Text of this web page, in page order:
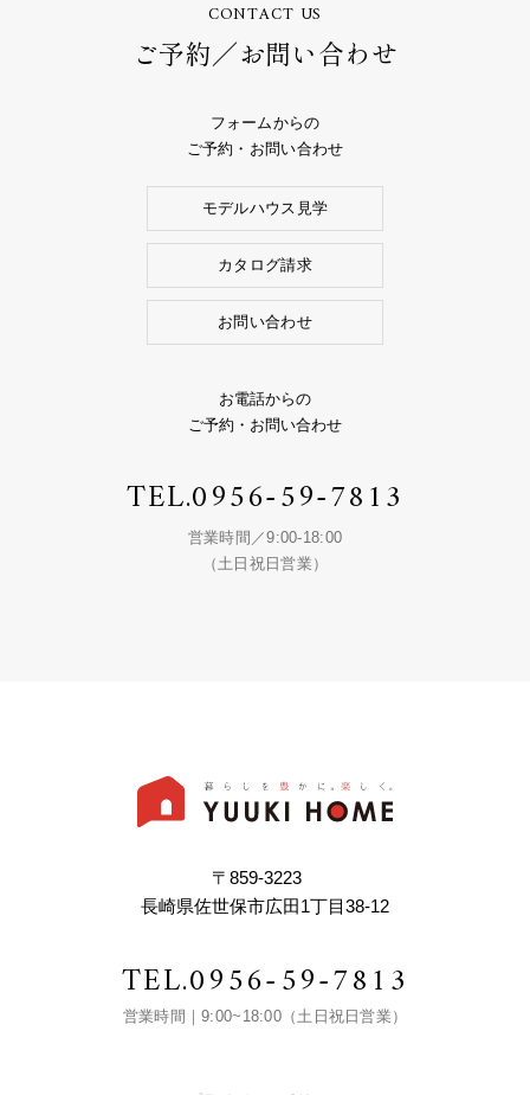
CONTACT US
ご予約／お問い合わせ
フォームからの
ご予約・お問い合わせ
モデルハウス見学
カタログ請求
お問い合わせ
お電話からの
ご予約・お問い合わせ
TEL.0956-59-7813
営業時間／9:00-18:00
（土日祝日営業）
〒859-3223
長崎県佐世保市広田1丁目38-12
TEL.0956-59-7813
営業時間｜9:00~18:00（土日祝日営業）